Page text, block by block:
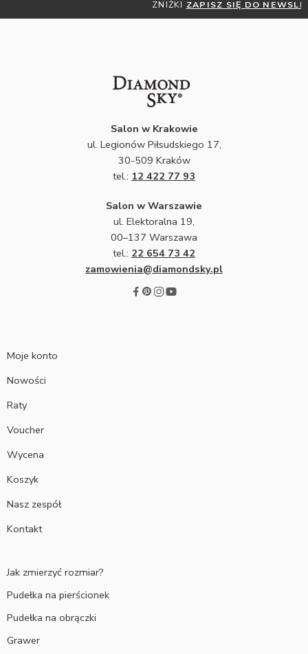
ZAPISZ SIĘ DO NEWSLETTERA
Salon w Krakowie
ul. Legionów Piłsudskiego 17,
30-509 Kraków
tel.: 12 422 77 93
Salon w Warszawie
ul. Elektoralna 19,
00–137 Warszawa
tel.: 22 654 73 42
zamowienia@diamondsky.pl
Moje konto
Nowości
Raty
Voucher
Wycena
Koszyk
Nasz zespół
Kontakt
Jak zmierzyć rozmiar?
Pudełka na pierścionek
Pudełka na obrączki
Grawer